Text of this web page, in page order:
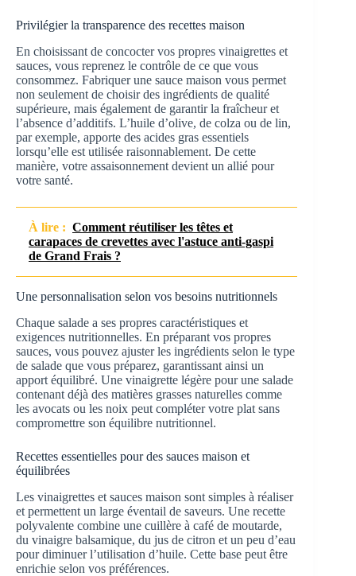
Privilégier la transparence des recettes maison
En choisissant de concocter vos propres vinaigrettes et
sauces, vous reprenez le contrôle de ce que vous
consommez. Fabriquer une sauce maison vous permet
non seulement de choisir des ingrédients de qualité
supérieure, mais également de garantir la fraîcheur et
l’absence d’additifs. L’huile d’olive, de colza ou de lin,
par exemple, apporte des acides gras essentiels
lorsqu’elle est utilisée raisonnablement. De cette
manière, votre assaisonnement devient un allié pour
votre santé.
À lire : Comment réutiliser les têtes et
carapaces de crevettes avec l'astuce anti-gaspi
de Grand Frais ?
Une personnalisation selon vos besoins nutritionnels
Chaque salade a ses propres caractéristiques et
exigences nutritionnelles. En préparant vos propres
sauces, vous pouvez ajuster les ingrédients selon le type
de salade que vous préparez, garantissant ainsi un
apport équilibré. Une vinaigrette légère pour une salade
contenant déjà des matières grasses naturelles comme
les avocats ou les noix peut compléter votre plat sans
compromettre son équilibre nutritionnel.
Recettes essentielles pour des sauces maison et
équilibrées
Les vinaigrettes et sauces maison sont simples à réaliser
et permettent un large éventail de saveurs. Une recette
polyvalente combine une cuillère à café de moutarde,
du vinaigre balsamique, du jus de citron et un peu d’eau
pour diminuer l’utilisation d’huile. Cette base peut être
enrichie selon vos préférences.